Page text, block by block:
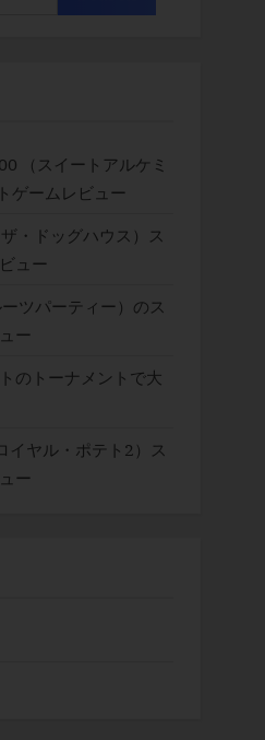
（スイートアルケミ
ゲームレビュー
・ドッグハウス）ス
ュー
ツパーティー）のス
ー
のトーナメントで大
イヤル・ポテト2）ス
ー